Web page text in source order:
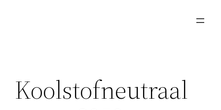
Koolstofneutraal